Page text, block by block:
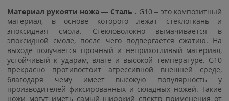
Материал рукояти ножа — Сталь . G10 – это композитный
материал, в основе которого лежат стеклоткань и
эпоксидная смола. Стекловолокно вымачивается в
эпоксидной смоле, после чего подвергается сжатию. На
выходе получается прочный и неприхотливый материал,
устойчивый к ударам, влаге и высокой температуре. G10
прекрасно противостоит агрессивной внешней среде,
благодаря чему имеет высокую популярность у
производителей фиксированных и складных ножей. Такие
ножи могут иметь самый широкий спектр применения от